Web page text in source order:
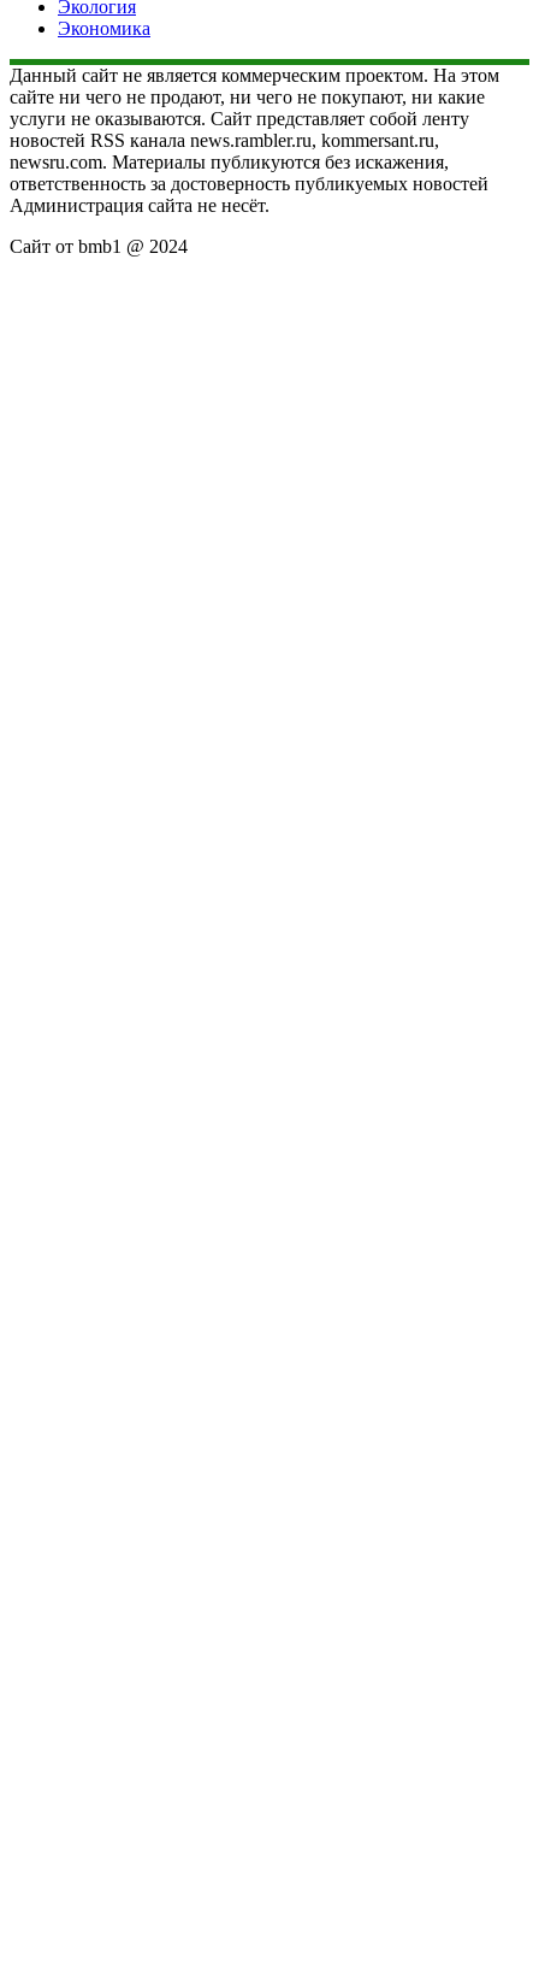
Экология
Экономика
Данный сайт не является коммерческим проектом. На этом
сайте ни чего не продают, ни чего не покупают, ни какие
услуги не оказываются. Сайт представляет собой ленту
новостей RSS канала news.rambler.ru, kommersant.ru,
newsru.com. Материалы публикуются без искажения,
ответственность за достоверность публикуемых новостей
Администрация сайта не несёт.
Сайт от bmb1 @ 2024